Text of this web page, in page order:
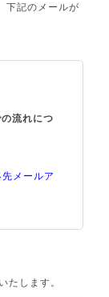
下記のメールが
流れにつ
メールア
たします。